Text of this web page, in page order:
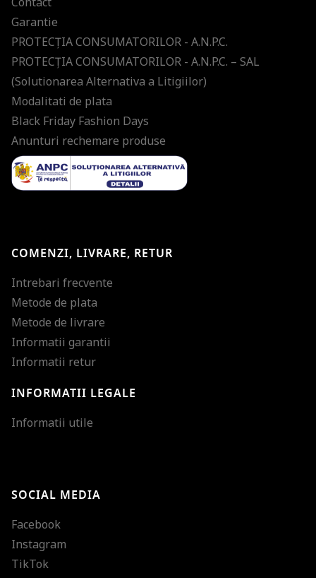
Garantie
PROTECŢIA CONSUMATORILOR - A.N.P.C.
PROTECŢIA CONSUMATORILOR - A.N.P.C. – SAL
(Solutionarea Alternativa a Litigiilor)
Modalitati de plata
Black Friday Fashion Days
Anunturi rechemare produse
COMENZI, LIVRARE, RETUR
Intrebari frecvente
Metode de plata
Metode de livrare
Informatii garantii
Informatii retur
INFORMATII LEGALE
Informatii utile
SOCIAL MEDIA
Facebook
Instagram
TikTok